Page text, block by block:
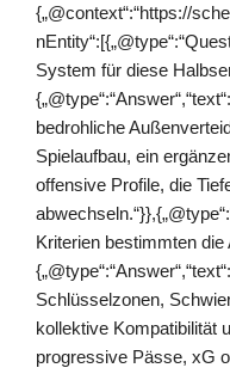
{„@context“:“https://
System für diese
bedrohliche
Spielaufbau, ein
offensive Profile, die
Kriterien bestimmten die
Schlüsselzonen,
kollektive Kompatibilität
progressive Pässe, xG